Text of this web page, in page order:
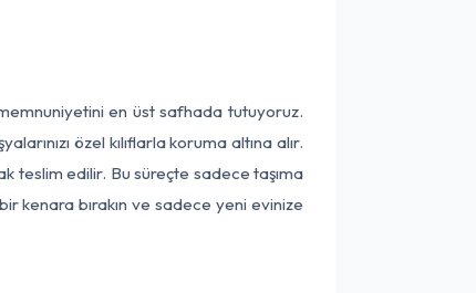
en üst safhada tutuyoruz.
özel kılıflarla koruma altına alır.
teslim edilir. Bu süreçte sadece taşıma
kenara bırakın ve sadece yeni evinize